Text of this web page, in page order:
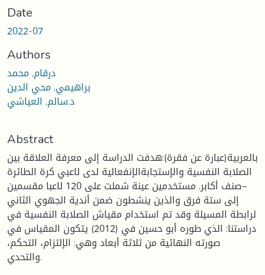
Date
2022-07
Authors
درقام, محمد
براهيمي, محي الدين
د.سالم, العياشي
Abstract
بالعربية(عبارة عن فقرة):هدفت الدراسة إلى معرفة العلاقة بين
الصلابة النفسية والإستجابةالإنفعالية لدى لاعبي كرة الطائرة
–صنف أكابر. مستخدمين عينة شملت على 120 لاعبا مقسمين
إلى ستة فرق والذين ينشطون ضمن أندية الجهوي الثاني
لرابطة المسيلة وقد تم استخدام مقياش الصلابة النفسية في
دراستنا: الذي طوره أبو حسين في (2012) يتكون المقياس في
صورته النهائية من ثلاثة أبعاد وهي: الإلتزام، التحكم،
والتحدي.